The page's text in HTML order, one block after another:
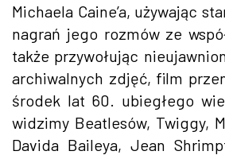
Michaela Caine’a, używając
nagrań jego rozmów ze
także przywołując
archiwalnych zdjęć, film
środek lat 60. ubiegłego
widzimy Beatlesów, Twiggy,
Davida Baileya, Jean